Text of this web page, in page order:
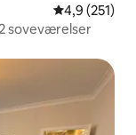
4,9 ud af 5 i
4,9 (251)
soveværelser